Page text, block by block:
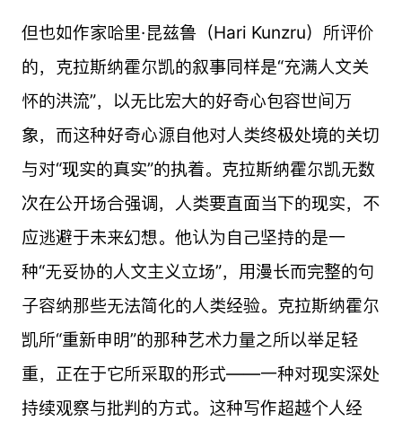
但也如作家哈里·昆兹鲁（Hari Kunzru）所评价
的，克拉斯纳霍尔凯的叙事同样是“充满人文关
怀的洪流”，以无比宏大的好奇心包容世间万
象，而这种好奇心源自他对人类终极处境的关切
与对“现实的真实”的执着。克拉斯纳霍尔凯无数
次在公开场合强调，人类要直面当下的现实，不
应逃避于未来幻想。他认为自己坚持的是一
种“无妥协的人文主义立场”，用漫长而完整的句
子容纳那些无法简化的人类经验。克拉斯纳霍尔
凯所“重新申明”的那种艺术力量之所以举足轻
重，正在于它所采取的形式——一种对现实深处
持续观察与批判的方式。这种写作超越个人经